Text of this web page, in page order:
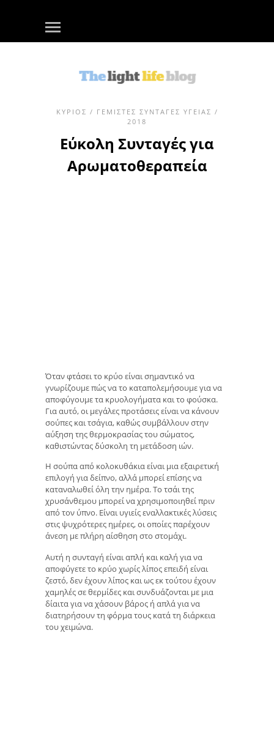
ΚΎΡΙΟΣ / ΓΕΜΙΣΤΈΣ ΣΥΝΤΑΓΈΣ ΥΓΕΊΑΣ /
2018
Εύκολη Συνταγές για
Αρωματοθεραπεία
Όταν φτάσει το κρύο είναι σημαντικό να
γνωρίζουμε πώς να το καταπολεμήσουμε για να
αποφύγουμε τα κρυολογήματα και το φούσκα.
Για αυτό, οι μεγάλες προτάσεις είναι να κάνουν
σούπες και τσάγια, καθώς συμβάλλουν στην
αύξηση της θερμοκρασίας του σώματος,
καθιστώντας δύσκολη τη μετάδοση ιών.
Η σούπα από κολοκυθάκια είναι μια εξαιρετική
επιλογή για δείπνο, αλλά μπορεί επίσης να
καταναλωθεί όλη την ημέρα. Το τσάι της
χρυσάνθεμου μπορεί να χρησιμοποιηθεί πριν
από τον ύπνο. Είναι υγιείς εναλλακτικές λύσεις
στις ψυχρότερες ημέρες, οι οποίες παρέχουν
άνεση με πλήρη αίσθηση στο στομάχι.
Αυτή η συνταγή είναι απλή και καλή για να
αποφύγετε το κρύο χωρίς λίπος επειδή είναι
ζεστό, δεν έχουν λίπος και ως εκ τούτου έχουν
χαμηλές σε θερμίδες και συνδυάζονται με μια
δίαιτα για να χάσουν βάρος ή απλά για να
διατηρήσουν τη φόρμα τους κατά τη διάρκεια
του χειμώνα.